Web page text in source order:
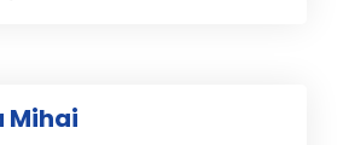
Mihai